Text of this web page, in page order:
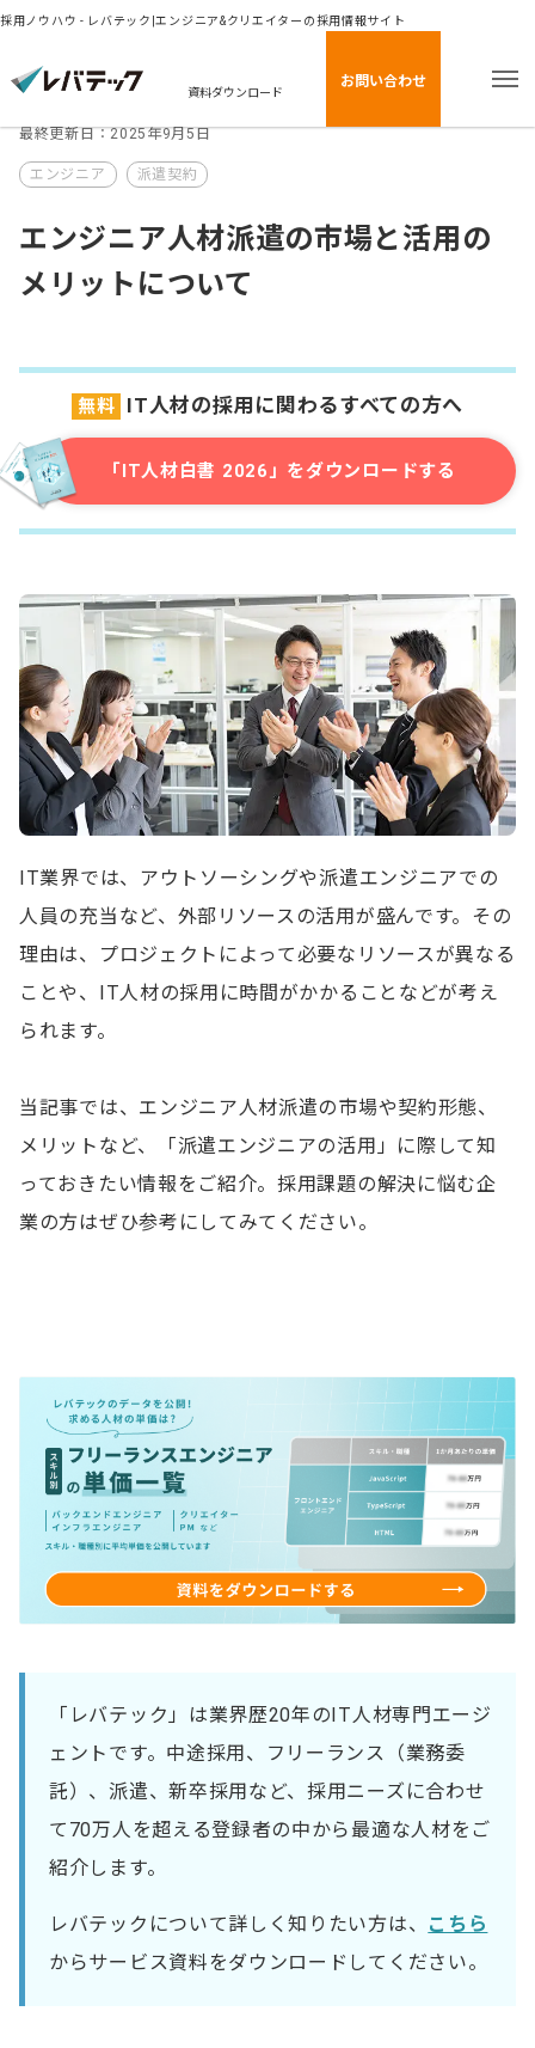
採用ノウハウ - レバテック|エンジニア&クリエイターの採用情報サイト
資料ダウンロード
お問い合わせ
最終更新日：2025年9月5日
エンジニア 派遣契約
エンジニア人材派遣の市場と活用の
メリットについて
無料 IT人材の採用に関わるすべての方へ
「IT人材白書 2026」をダウンロードする
IT業界では、アウトソーシングや派遣エンジニアでの
人員の充当など、外部リソースの活用が盛んです。その
理由は、プロジェクトによって必要なリソースが異なる
ことや、IT人材の採用に時間がかかることなどが考え
られます。
当記事では、エンジニア人材派遣の市場や契約形態、
メリットなど、「派遣エンジニアの活用」に際して知
っておきたい情報をご紹介。採用課題の解決に悩む企
業の方はぜひ参考にしてみてください。
「レバテック」は業界歴20年のIT人材専門エージ
ェントです。中途採用、フリーランス（業務委
託）、派遣、新卒採用など、採用ニーズに合わせ
て70万人を超える登録者の中から最適な人材をご
紹介します。
レバテックについて詳しく知りたい方は、 こちら
からサービス資料をダウンロードしてください。